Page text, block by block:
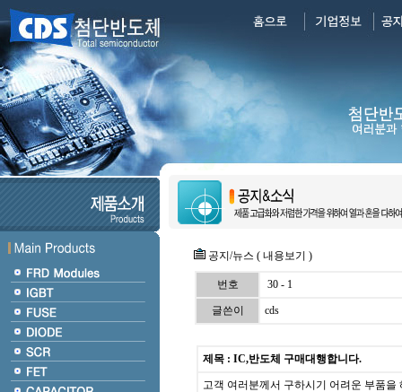
공지/뉴스 ( 내용보기 )
번호 30 - 1
글쓴이 cds
제목 : IC,반도체 구매대행합니다.
고객 여러분께서 구하시기 어려운 부품